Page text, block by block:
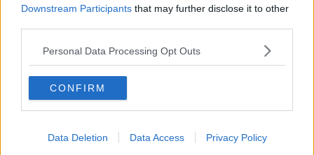
Downstream Participants that may further disclose it to other
Personal Data Processing Opt Outs
CONFIRM
Data Deletion Data Access Privacy Policy
Roberto Cerri
Se vuoi leggere le notizie principali della Toscana iscriviti alla
alle 20:00 direttamente nella tua casella di posta.